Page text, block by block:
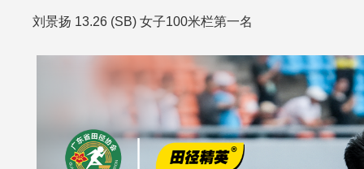
刘景扬 13.26 (SB) 女子100米栏第一名